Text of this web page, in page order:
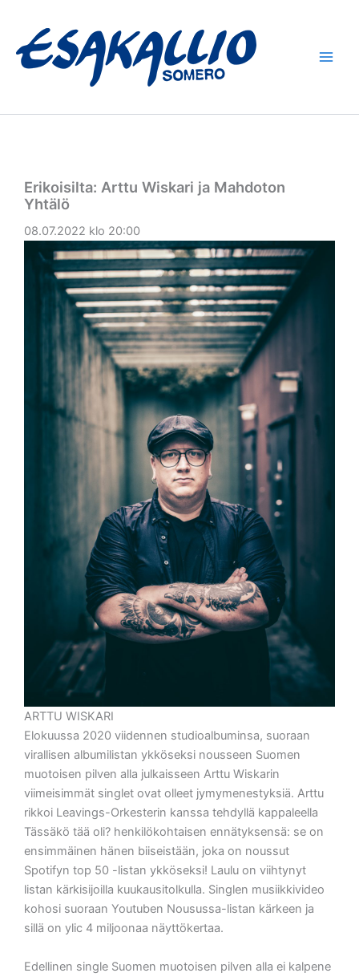
sisältöön
Erikoisilta: Arttu Wiskari ja Mahdoton
Yhtälö
08.07.2022 klo 20:00
ARTTU WISKARI
Elokuussa 2020 viidennen studioalbuminsa, suoraan
virallisen albumilistan ykköseksi nousseen Suomen
muotoisen pilven alla julkaisseen Arttu Wiskarin
viimeisimmät singlet ovat olleet jymymenestyksiä. Arttu
rikkoi Leavings-Orkesterin kanssa tehdyllä kappaleella
Tässäkö tää oli? henkilökohtaisen ennätyksensä: se on
ensimmäinen hänen biiseistään, joka on noussut
Spotifyn top 50 -listan ykköseksi! Laulu on viihtynyt
listan kärkisijoilla kuukausitolkulla. Singlen musiikkivideo
kohosi suoraan Youtuben Nousussa-listan kärkeen ja
sillä on ylic 4 miljoonaa näyttökertaa.
Edellinen single Suomen muotoisen pilven alla ei kalpene